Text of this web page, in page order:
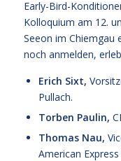
Early-Bird-
Kolloquium am 12.
Seeon im Chiemgau
noch anmelden,
Erich Sixt,
Pullach.
Torben Paulin,
Thomas Nau,
American